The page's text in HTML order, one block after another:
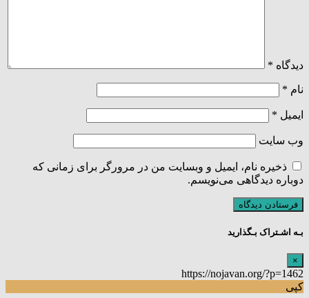
دیدگاه *
نام *
ایمیل *
وب‌ سایت
ذخیره نام، ایمیل و وبسایت من در مرورگر برای زمانی که
دوباره دیدگاهی می‌نویسم.
بـه اشـتراک بـگذارید
×
https://nojavan.org/?p=1462
کپی